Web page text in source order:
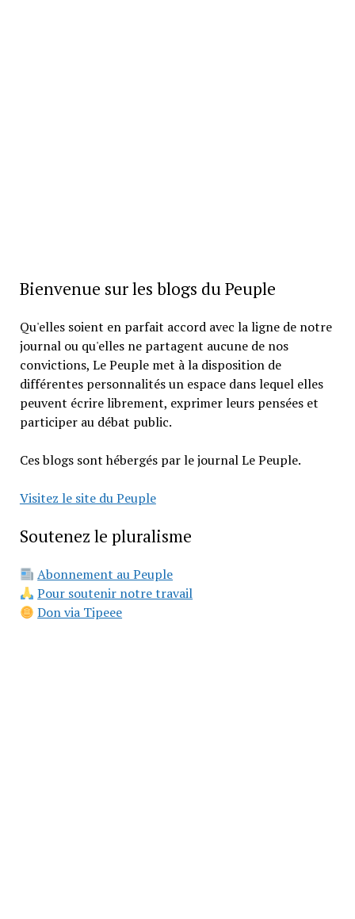
Bienvenue sur les blogs du Peuple
Qu'elles soient en parfait accord avec la ligne de notre
journal ou qu'elles ne partagent aucune de nos
convictions, Le Peuple met à la disposition de
différentes personnalités un espace dans lequel elles
peuvent écrire librement, exprimer leurs pensées et
participer au débat public.
Ces blogs sont hébergés par le journal Le Peuple.
Visitez le site du Peuple
Soutenez le pluralisme
Abonnement au Peuple
Pour soutenir notre travail
Don via Tipeee